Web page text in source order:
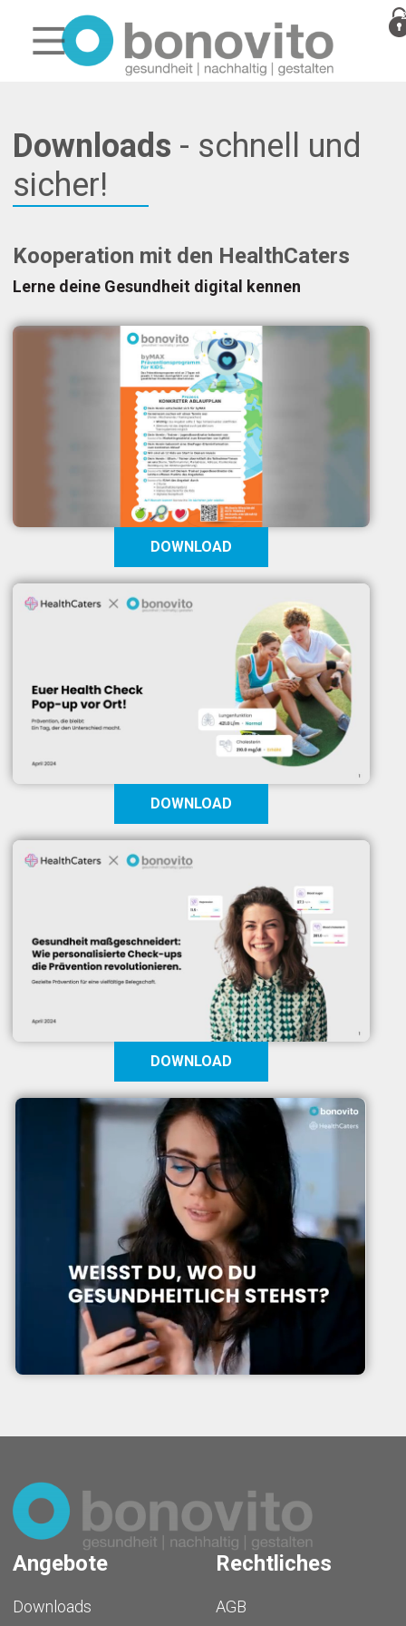
Downloads - schnell und
sicher!
Kooperation mit den HealthCaters
Lerne deine Gesundheit digital kennen
DOWNLOAD
DOWNLOAD
DOWNLOAD
Angebote
Downloads
Rechtliches
AGB